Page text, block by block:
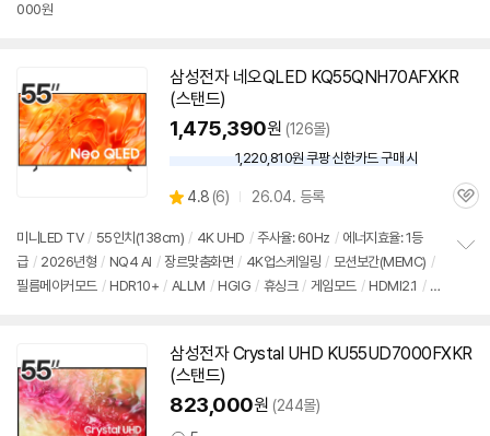
000원
삼성전자 네오QLED KQ55QNH70AFXKR
(스탠드)
1,475,390원 (126몰)
할
가
1,220,810원 쿠팡 신한카드 구매 시
별
점
4.8 (상
리
뷰
6) 26.04. 등록
관
미니LED TV / 55인치 (138cm) / 4K UHD / 주사율: 60Hz / 에너지효율: 1등
급 / 2026년형 / NQ4 AI / 장르맞춤화면 / 4K업스케일링 / 모션보간(MEMC) /
필름메이커모드 / HDR10+ / ALLM / HGIG / 휴싱크 / 게임모드 / HDMI2.1 / D
기
삼성전자 Crystal UHD KU55UD7000FXKR
(스탠드)
823,000원 (244몰)